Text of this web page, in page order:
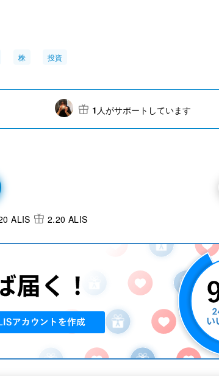
株 投資
1 人がサポートしています
ALIS 2.20 ALIS